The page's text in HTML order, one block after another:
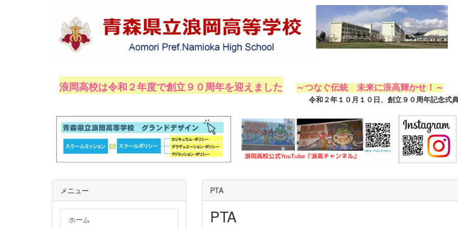
浪岡高校は令和２年度で創立９０周年を迎えました ～つなぐ伝統 未来に浪高輝かせ！～
令和２年１０月１０日、創立９０周年記念式典を挙行し
PTA
PTA
メニュー
ホーム